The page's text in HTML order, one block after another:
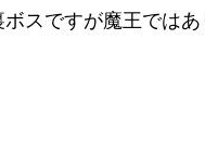
スですが魔王ではあ